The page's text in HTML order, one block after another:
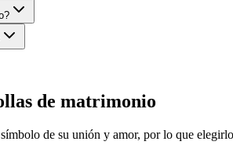
de matrimonio
de su unión y amor, por lo que